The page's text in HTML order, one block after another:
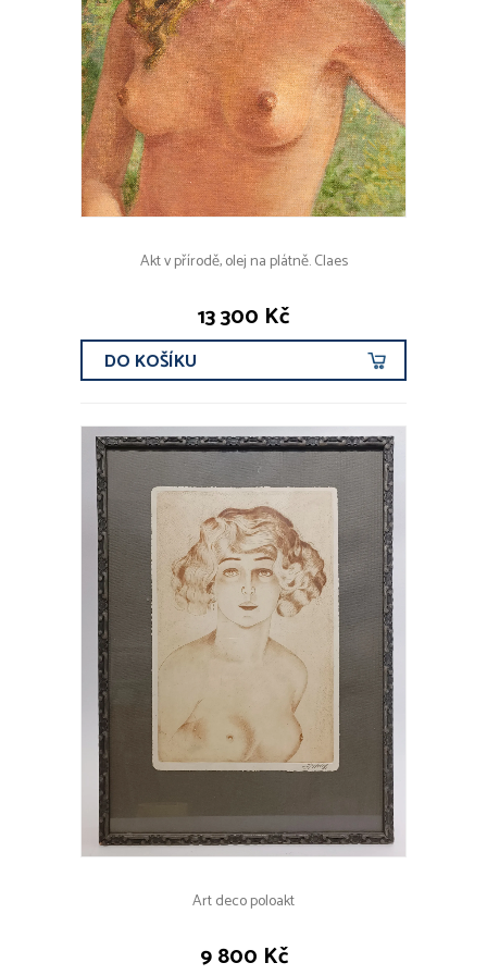
Akt v přírodě, olej na plátně. Claes
13 300 Kč
DO KOŠÍKU
Art deco poloakt
9 800 Kč